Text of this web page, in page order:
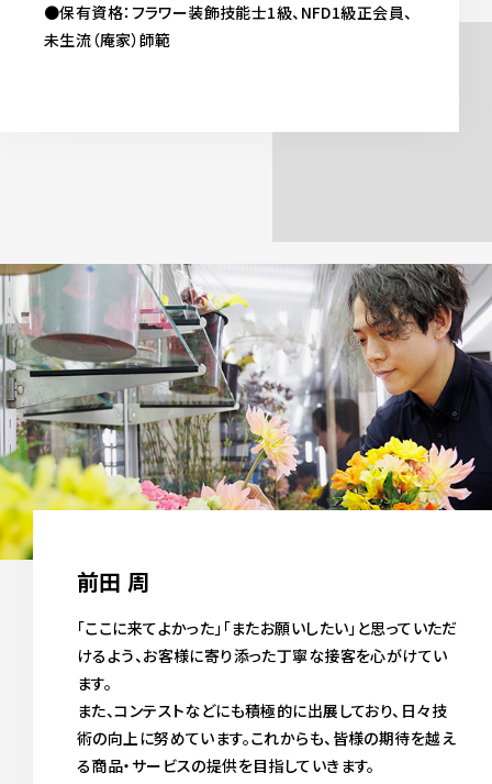
●保有資格：フラワー装飾技能士1級、NFD1級正会員、
未生流（庵家）師範
前田 周
「ここに来てよかった」「またお願いしたい」と思っていただ
けるよう、お客様に寄り添った丁寧な接客を心がけてい
ます。
また、コンテストなどにも積極的に出展しており、日々技
術の向上に努めています。これからも、皆様の期待を越え
る商品・サービスの提供を目指していきます。